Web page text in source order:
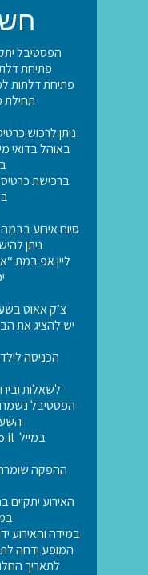
הפסטיבל
פתיחת
פתיחת דלתות
תחילת
ניתן לרכוש
באוהל בדואי
ברכישת
ניתן
ליין אפ במת
צ’ק אאוט בשעה 10:00 ביום שישי
יש להציג את
הכניסה
לשאלות
במייל contact@mixcard.co.il
ההפקה שומרת
האירוע
במידה והאירוע
המופע ידחה
לתאריך